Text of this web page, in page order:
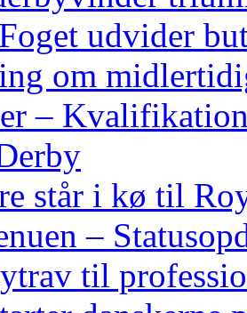
udvider
om
–
står i kø til
–
til